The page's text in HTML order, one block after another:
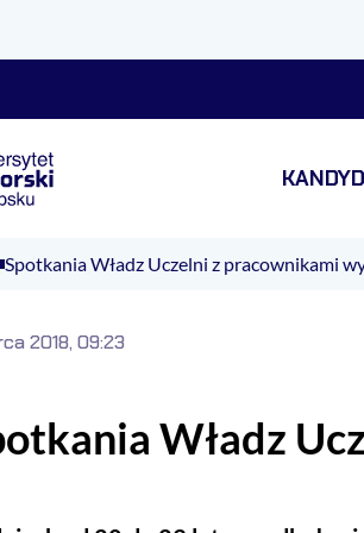
Spotkania Władz Uczelni z pracownikami
Władz
2018, 09:23